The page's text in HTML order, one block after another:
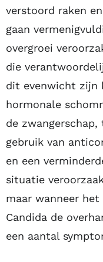
verstoord raken
gaan
overgroei
die
dit evenwicht zijn
hormonale
de
gebruik van
en een
situatie
maar wanneer
Candida de
een aantal